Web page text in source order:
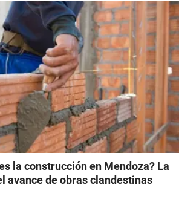
la construcción en Mendoza? La
avance de obras clandestinas